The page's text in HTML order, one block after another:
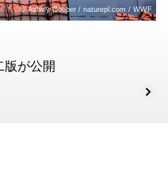
© Ashley Cooper / naturepl.com / WWF
版が公開